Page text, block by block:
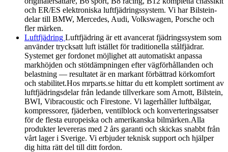
och ER/ES elektroniska luftfjädringssystem. Vi har Bilstein-
delar till BMW, Mercedes, Audi, Volkswagen, Porsche och
fler märken.
Luftfjädring Luftfjädring är ett avancerat fjädringssystem som
använder trycksatt luft istället för traditionella stålfjädrar.
Systemet ger fordonet möjlighet att automatiskt anpassa
markhöjden och stötdämpningen efter vägförhållanden och
belastning — resultatet är en markant förbättrad körkomfort
och stabilitet.Hos mrparts.se hittar du ett komplett sortiment av
luftfjädringsdelar från ledande tillverkare som Arnott, Bilstein,
BWI, Vibracoustic och Firestone. Vi lagerhåller luftbälgar,
kompressorer, fjäderben, ventilblock och konverteringssatser
för de flesta europeiska och amerikanska bilmärken.Alla
produkter levereras med 2 års garanti och skickas snabbt från
vårt lager i Sverige. Vi erbjuder teknisk support och hjälper
dig hitta rätt del till ditt fordon.